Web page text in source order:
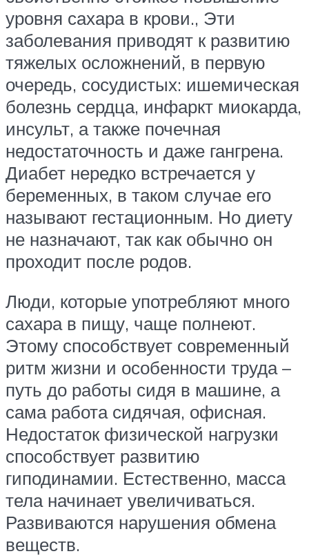
уровня сахара в крови., Эти
заболевания приводят к развитию
тяжелых осложнений, в первую
очередь, сосудистых: ишемическая
болезнь сердца, инфаркт миокарда,
инсульт, а также почечная
недостаточность и даже гангрена.
Диабет нередко встречается у
беременных, в таком случае его
называют гестационным. Но диету
не назначают, так как обычно он
проходит после родов.
Люди, которые употребляют много
сахара в пищу, чаще полнеют.
Этому способствует современный
ритм жизни и особенности труда –
путь до работы сидя в машине, а
сама работа сидячая, офисная.
Недостаток физической нагрузки
способствует развитию
гиподинамии. Естественно, масса
тела начинает увеличиваться.
Развиваются нарушения обмена
веществ.